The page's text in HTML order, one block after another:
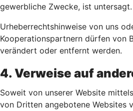
gewerbliche Zwecke, ist untersagt.
Urheberrechtshinweise von uns
Kooperationspartnern dürfen von
verändert oder entfernt werden.
4. Verweise auf
Soweit von unserer Website
von Dritten angebotene Websites